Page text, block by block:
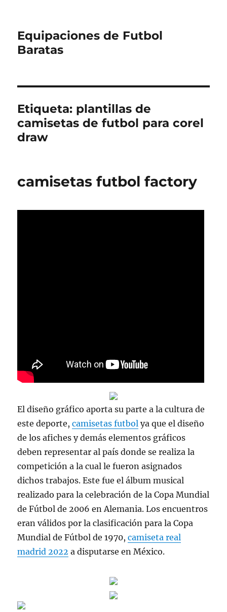
Equipaciones de Futbol
Baratas
Etiqueta: plantillas de
camisetas de futbol para corel
draw
camisetas futbol factory
El diseño gráfico aporta su parte a la cultura de
este deporte,camisetas futbol ya que el diseño
de los afiches y demás elementos gráficos
deben representar al país donde se realiza la
competición a la cual le fueron asignados
dichos trabajos. Este fue el álbum musical
realizado para la celebración de la Copa Mundial
de Fútbol de 2006 en Alemania. Los encuentros
eran válidos por la clasificación para la Copa
Mundial de Fútbol de 1970,camiseta real
madrid 2022 a disputarse en México.